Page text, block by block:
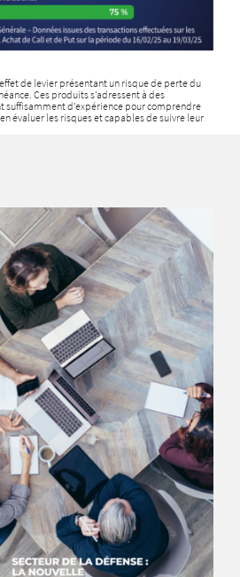
de levier présentant un risque de perte du
Ces produits s’adressent à des
suffisamment d’expérience pour comprendre
évaluer les risques et capables de suivre leur